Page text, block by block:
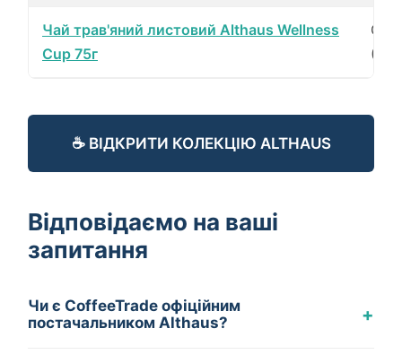
Чай трав'яний листовий Althaus Wellness
Cup 75г
(20
☕ ВІДКРИТИ КОЛЕКЦІЮ ALTHAUS
Відповідаємо на ваші
запитання
Чи є CoffeeTrade офіційним
постачальником Althaus?
+